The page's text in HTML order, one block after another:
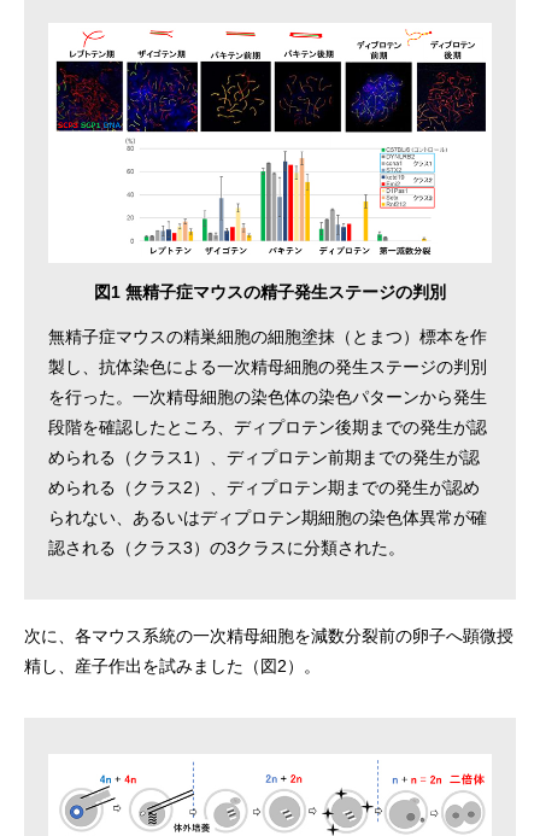
図1 無精子症マウスの精子発生ステージの判別
無精子症マウスの精巣細胞の細胞塗抹（とまつ）標本を作
製し、抗体染色による一次精母細胞の発生ステージの判別
を行った。一次精母細胞の染色体の染色パターンから発生
段階を確認したところ、ディプロテン後期までの発生が認
められる（クラス1）、ディプロテン前期までの発生が認
められる（クラス2）、ディプロテン期までの発生が認め
られない、あるいはディプロテン期細胞の染色体異常が確
認される（クラス3）の3クラスに分類された。
次に、各マウス系統の一次精母細胞を減数分裂前の卵子へ顕微授
精し、産子作出を試みました（図2）。